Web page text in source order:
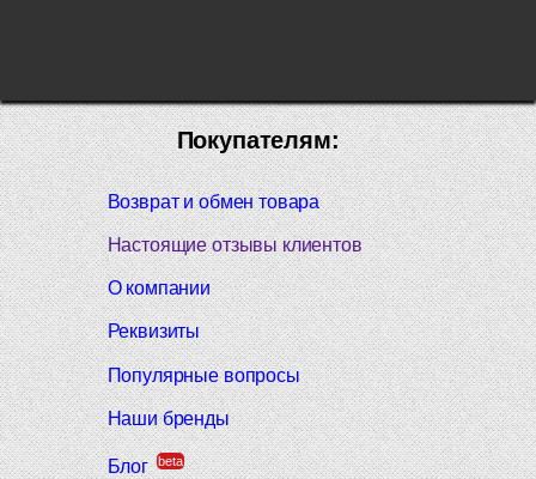
Покупателям:
Возврат и обмен товара
Настоящие отзывы клиентов
О компании
Реквизиты
Популярные вопросы
Наши бренды
Блог beta